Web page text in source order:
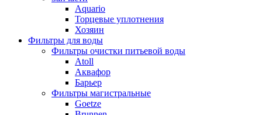
Aquario
Торцевые уплотнения
Хозяин
Фильтры для воды
Фильтры очистки питьевой воды
Atoll
Аквафор
Барьер
Фильтры магистральные
Goetze